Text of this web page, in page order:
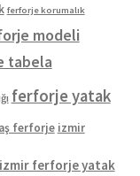
ferforje korumalık
modeli
tabela
ferforje yatak
ferforje izmir
izmir ferforje yatak